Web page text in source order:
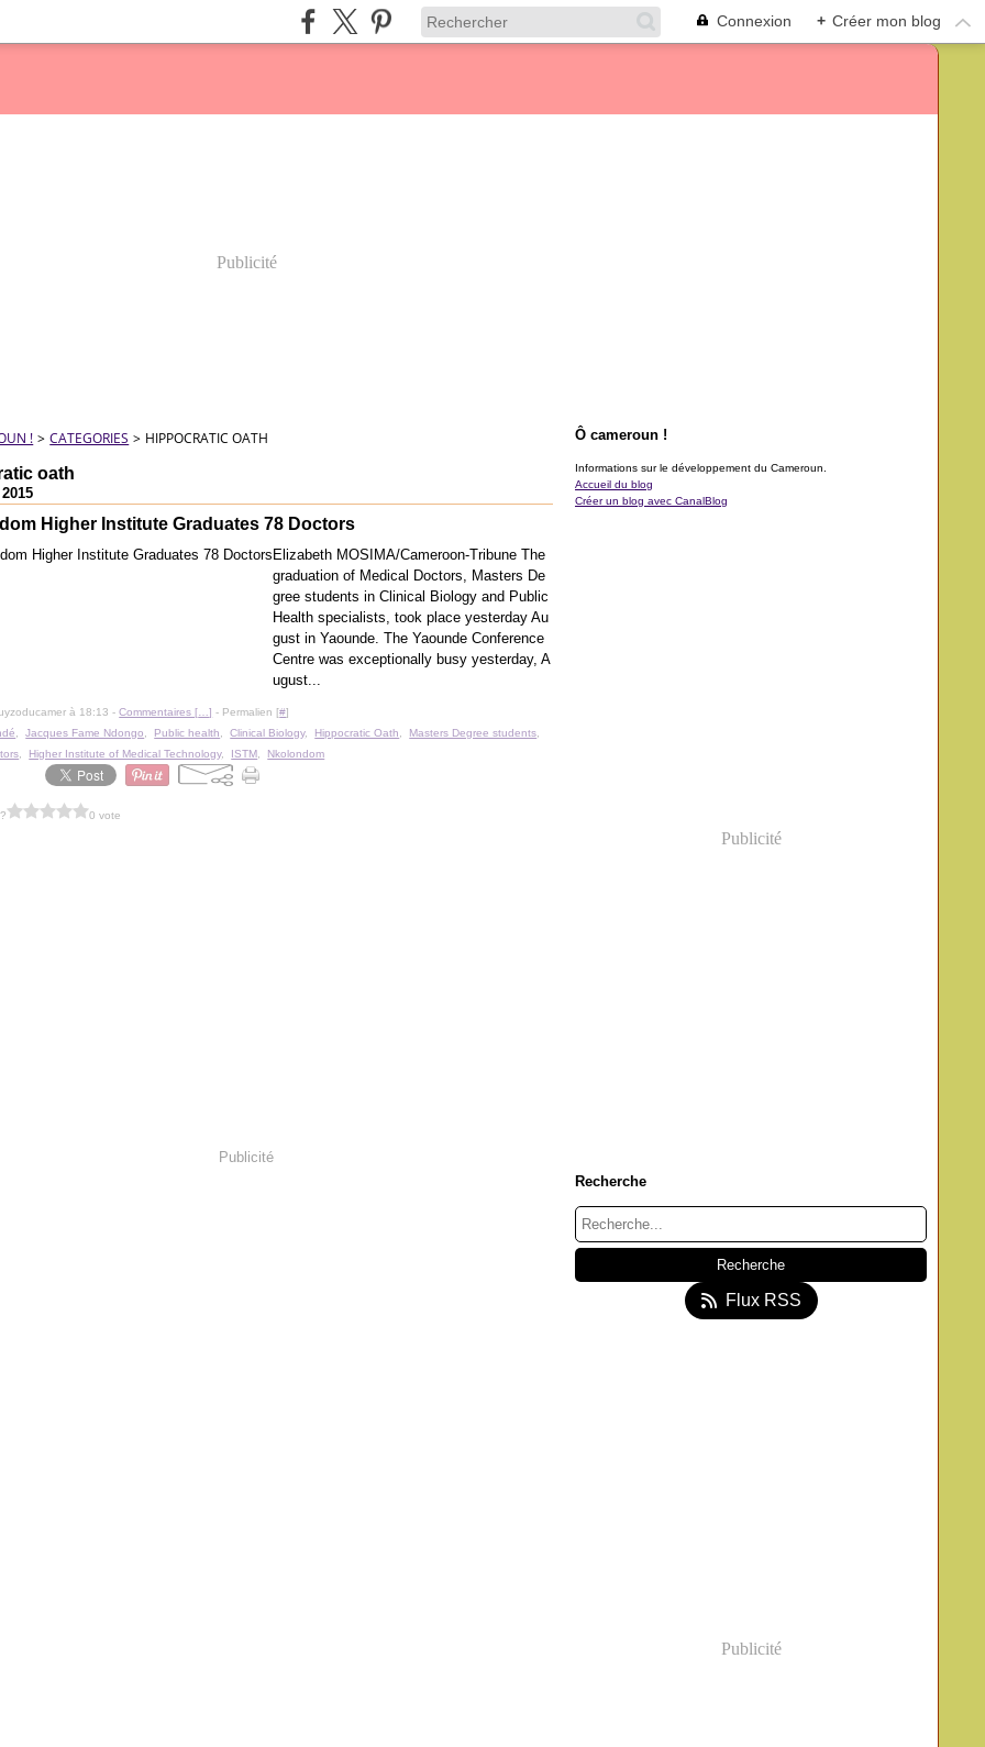
Connexion + Créer mon blog
Publicité
! > CATEGORIES > HIPPOCRATIC OATH
oath
Higher Institute Graduates 78 Doctors
Elizabeth MOSIMA/Cameroon-Tribune The
graduation of Medical Doctors, Masters De
gree students in Clinical Biology and Public
Health specialists, took place yesterday Au
gust in Yaounde. The Yaounde Conference
Centre was exceptionally busy yesterday, A
ugust...
à 18:13 -Commentaires [ …] - Permalien [#]
,Jacques Fame Ndongo Public health ,Clinical Biology, Hippocratic Oath Masters Degree students
Higher Institute of Medical Technology, ISTM Nkolondom
0 vote
Publicité
Ô cameroun !
Informations sur le développement du Cameroun.
Accueil du blog
Créer un blog avec CanalBlog
Publicité
Recherche
Flux RSS
Publicité